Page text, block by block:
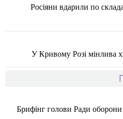
Росіяни вдарили по
У Кривому Розі мінлива
Брифінг голови Ради оборони